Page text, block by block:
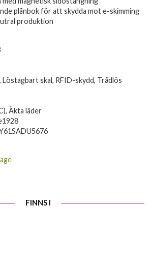
plånbok för att skydda mot e-skimming
produktion
skal, RFID-skydd, Trådlös
Äkta läder
FINNS I